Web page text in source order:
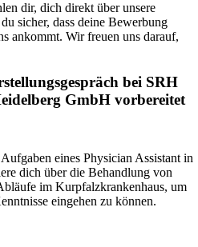
dir, dich direkt über unsere
sicher, dass deine Bewerbung
ankommt. Wir freuen uns darauf,
bei SRH
GmbH vorbereitet
eines Physician Assistant in
dich über die Behandlung von
im Kurpfalzkrankenhaus, um
eingehen zu können.